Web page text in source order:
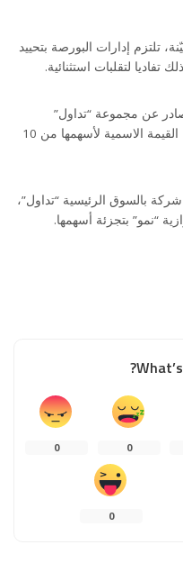
تلتزم إدارات البورصة بتحييد
تفاديا لتقلبات استثنائية.
النصف الأول من 2023، الصادر عن مجموعة “تداول”
السعودية، فقد قام نحو 26 شركة بتجزئة القيمة الاسمية لأسهمها من 10
شمل تخفيض القيمة الاسمية للأسهم 13 شركة بالسوق الرئيسية “تداول”،
0
0
0